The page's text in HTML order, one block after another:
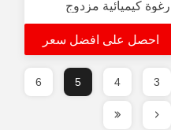
رغوة كيميائية مزدوج
للتكافؤ
احصل على افضل سعر
3
4
5
6